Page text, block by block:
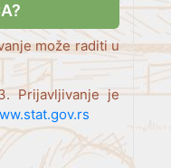
može raditi u
Prijavljivanje je